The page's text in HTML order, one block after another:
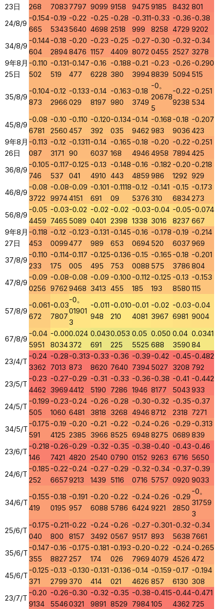
23日 268 7083 7797 9099 9158 9475 9185 8432 801
24/8/9
-0.154
665
-0.19
5343
-0.22
5640
-0.25
4698
-0.28
2518
-0.311
999
-0.33
8258
-0.36
4729
-0.38
9202
34/8/9
-0.144
604
-0.18
2894
-0.20
8476
-0.23
1157
-0.25
4409
-0.27
8072
-0.30
0455
-0.32
2527
-0.34
3278
9年8月
25日
-0.110
502
-0.131
519
-0.147
477
-0.16
6228
-0.188
380
-0.21
3994
-0.23
8839
-0.26
5094
-0.290
515
35/8/9
-0.104
873
-0.12
2966
-0.133
029
-0.14
8197
-0.163
980
-0.18
3749
-0。
20678
5
-0.22
9238
-0.251
534
45/8/9
-0.08
6781
-0.10
2560
-0.110
457
-0.120
392
-0.134
035
-0.14
9462
-0.168
983
-0.18
9036
-0.207
423
9年8月
26日
-0.113
087
-0.12
3171
-0.1311
90
-0.14
6037
-0.165
168
-0.18
4946
-0.20
4958
-0.22
7894
-0.251
425
36/8/9
-0.105
746
-0.117
537
-0.125
041
-0.13
4910
-0.148
443
-0.16
4859
-0.182
986
-0.20
1292
-0.218
929
46/8/9
-0.08
3722
-0.08
9974
-0.09
4151
-0.101
691
-0.1118
09
-0.12
5376
-0.141
310
-0.15
6834
-0.173
273
56/8/9
-0.05
4459
-0.03
7465
-0.02
5089
-0.02
0401
-0.02
2398
-0.03
1338
-0.04
3016
-0.05
8237
-0.074
667
9年8月
27日
-0.118
453
-0.12
0099
-0.123
477
-0.131
989
-0.145
653
-0.16
0694
-0.178
520
-0.19
6037
-0.214
969
37/8/9
-0.110
233
-0.114
175
-0.117
005
-0.125
495
-0.136
753
-0.15
0088
-0.165
575
-0.18
3786
-0.201
804
47/8/9
-0.09
0256
-0.08
9762
-0.08
9468
-0.09
3413
-0.100
455
-0.112
185
-0.125
193
-0.13
8580
-0.153
115
57/8/9
-0.061
672
-0.03
7807
-0。
01901
3
-0.011
948
-0.010
210
-0.01
4081
-0.02
3967
-0.03
6981
-0.04
9004
67/8/9
-0.04
5951
-0.00
8034
0.024
372
0.043
691
0.053
225
0.05
5525
0.050
688
0.04
3590
0.0341
84
23/4/T
-0.24
3362
-0.28
7013
-0.313
873
-0.33
8620
-0.36
7640
-0.39
7394
-0.42
5027
-0.45
3208
-0.482
792
23/5/T
-0.23
4462
-0.27
3969
-0.29
4412
-0.31
5190
-0.33
7286
-0.36
1946
-0.38
8177
-0.41
5043
-0.442
933
24/5/T
-0.199
505
-0.23
1060
-0.24
6481
-0.26
3818
-0.28
3268
-0.30
4946
-0.32
8712
-0.35
2318
-0.37
7271
34/5/T
-0.175
591
-0.19
4125
-0.20
2385
-0.21
3966
-0.22
8525
-0.24
6948
-0.26
8275
-0.29
0689
-0.313
839
23/6/T
-0.218
146
-0.26
7421
-0.29
4820
-0.32
2540
-0.35
0790
-0.38
0152
-0.40
9263
-0.43
6716
-0.46
5650
24/6/T
-0.185
252
-0.22
6657
-0.24
9213
-0.27
1439
-0.29
5116
-0.32
0716
-0.34
5757
-0.37
0920
-0.39
9033
34/6/T
-0.155
419
-0.18
0195
-0.191
957
-0.20
6088
-0.22
5786
-0.24
6424
-0.26
9221
-0.29
2850
-0。
31759
3
25/6/T
-0.175
040
-0.211
800
-0.22
8157
-0.24
3492
-0.26
0567
-0.27
9517
-0.301
893
-0.32
5638
-0.34
7661
35/6/T
-0.147
355
-0.16
8827
-0.175
257
-0.181
174
-0.193
026
-0.20
7969
-0.22
4079
-0.24
4526
-0.265
472
45/6/T
-0.125
371
-0.13
2799
-0.130
370
-0.131
414
-0.136
021
-0.14
4626
-0.159
857
-0.17
6130
-0.194
308
23/7/T
-0.20
9134
-0.26
5546
-0.30
0321
-0.32
9891
-0.35
8529
-0.38
7984
-0.415
105
-0.44
4362
-0.471
725